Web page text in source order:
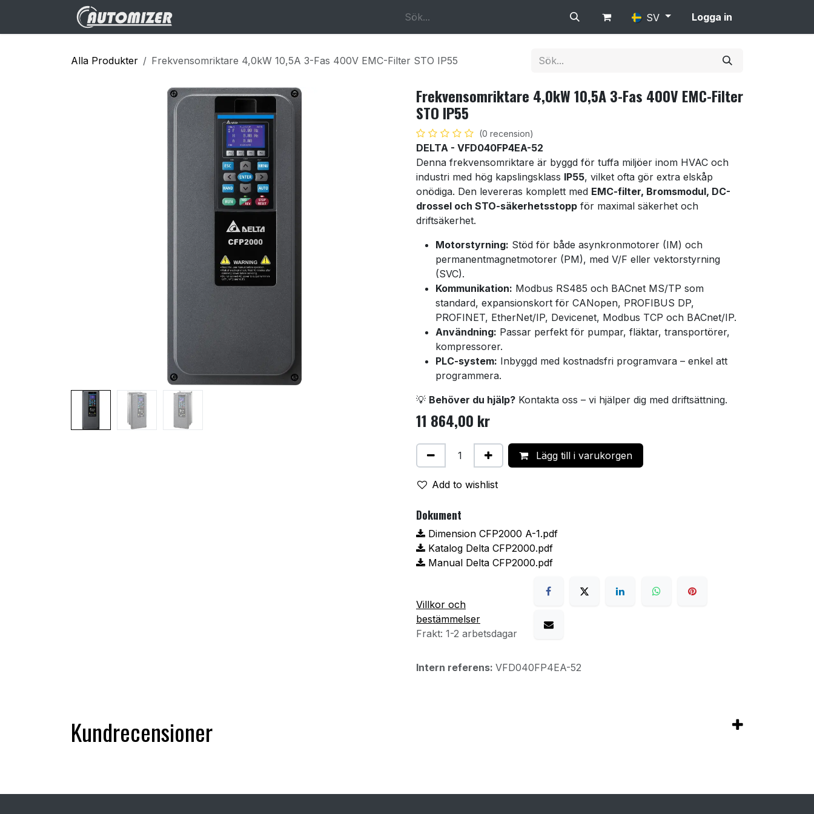
Hoppa till innehåll
SV Logga in
Alla Produkter Frekvensomriktare 4,0kW 10,5A 3-Fas 400V EMC-Filter STO IP55
Frekvensomriktare 4,0kW 10,5A 3-Fas 400V EMC-Filter
STO IP55
(0 recension)
DELTA - VFD040FP4EA-52
Denna frekvensomriktare är byggd för tuffa miljöer inom HVAC och
industri med hög kapslingsklass IP55, vilket ofta gör extra elskåp
onödiga. Den levereras komplett med EMC-filter, Bromsmodul, DC-
drossel och STO-säkerhetsstopp för maximal säkerhet och
driftsäkerhet.
Motorstyrning: Stöd för både asynkronmotorer (IM) och
permanentmagnetmotorer (PM), med V/F eller vektorstyrning
(SVC).
Kommunikation: Modbus RS485 och BACnet MS/TP som
standard, expansionskort för CANopen, PROFIBUS DP,
PROFINET, EtherNet/IP, Devicenet, Modbus TCP och BACnet/IP.
Användning: Passar perfekt för pumpar, fläktar, transportörer,
kompressorer.
PLC-system: Inbyggd med kostnadsfri programvara – enkel att
programmera.
💡 Behöver du hjälp? Kontakta oss – vi hjälper dig med driftsättning.
11 864,00 kr
Lägg till i varukorgen
Add to wishlist
Dokument
Dimension CFP2000 A-1.pdf
Katalog Delta CFP2000.pdf
Manual Delta CFP2000.pdf
Villkor och
bestämmelser
Frakt: 1-2 arbetsdagar
Intern referens: VFD040FP4EA-52
Kundrecensioner